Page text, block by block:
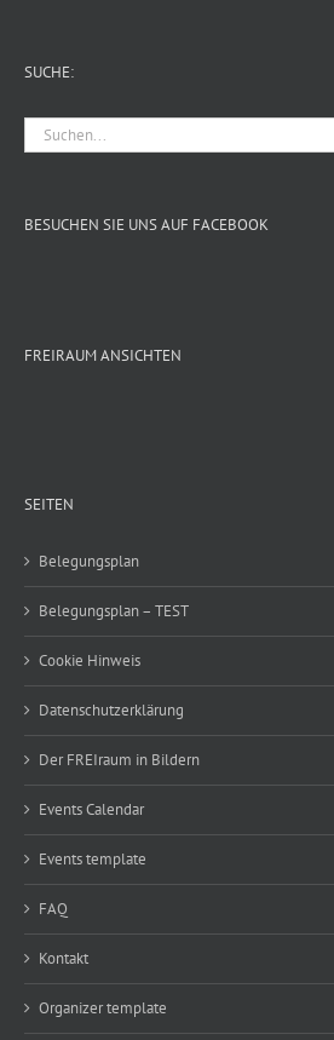
SUCHE:
Suche
nach:
BESUCHEN SIE UNS AUF FACEBOOK
FREIRAUM ANSICHTEN
SEITEN
Belegungsplan
Belegungsplan – TEST
Cookie Hinweis
Datenschutzerklärung
Der FREIraum in Bildern
Events Calendar
Events template
FAQ
Kontakt
Organizer template